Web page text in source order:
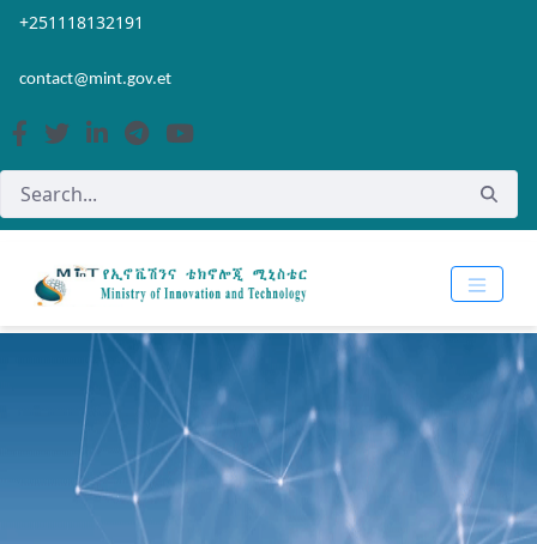
Skip to Main Content
Open Accessibility Menu
+251118132191
contact@mint.gov.et